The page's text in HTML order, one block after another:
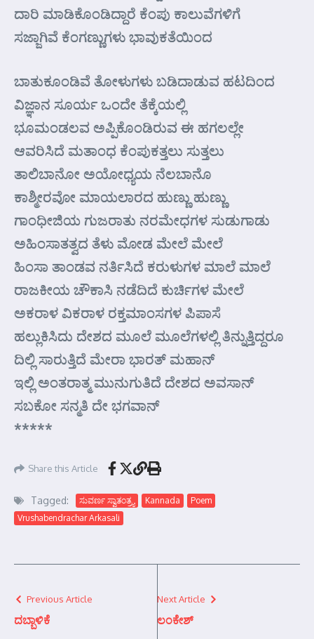
ದಾರಿ ಮಾಡಿಕೊಂಡಿದ್ದಾರೆ ಕೆಂಪು ಕಾಲುವೆಗಳಿಗೆ
ಸಜ್ಜಾಗಿವೆ ಕೆಂಗಣ್ಣುಗಳು ಭಾವುಕತೆಯಿಂದ
ಬಾತುಕೂಂಡಿವೆ ತೋಳುಗಳು ಬಡಿದಾಡುವ ಹಟದಿಂದ
ವಿಜ್ಞಾನ ಸೂರ್ಯ ಒಂದೇ ತೆಕ್ಕೆಯಲ್ಲಿ
ಭೂಮಂಡಲವ ಅಪ್ಪಿಕೊಂಡಿರುವ ಈ ಹಗಲಲ್ಲೇ
ಆವರಿಸಿದೆ ಮತಾಂಧ ಕೆಂಪುಕತ್ತಲು ಸುತ್ತಲು
ತಾಲಿಬಾನೋ ಅಯೋಧ್ಯಯ ನೆಲಬಾನೊ
ಕಾಶ್ಮೀರವೋ ಮಾಯಲಾರದ ಹುಣ್ಣು ಹುಣ್ಣು
ಗಾಂಧೀಜಿಯ ಗುಜರಾತು ನರಮೇಧಗಳ ಸುಡುಗಾಡು
ಅಹಿಂಸಾತತ್ವದ ತೆಳು ಮೋಡ ಮೇಲೆ ಮೇಲೆ
ಹಿಂಸಾ ತಾಂಡವ ನರ್ತಿಸಿದೆ ಕರುಳುಗಳ ಮಾಲೆ ಮಾಲೆ
ರಾಜಕೀಯ ಚೌಕಾಸಿ ನಡೆದಿದೆ ಕುರ್ಚಿಗಳ ಮೇಲೆ
ಅಕರಾಳ ವಿಕರಾಳ ರಕ್ತಮಾಂಸಗಳ ಪಿಪಾಸೆ
ಹಲ್ಲುಕಿಸಿದು ದೇಶದ ಮೂಲೆ ಮೂಲೆಗಳಲ್ಲಿ ತಿನ್ನುತ್ತಿದ್ದರೂ
ದಿಲ್ಲಿ ಸಾರುತ್ತಿದೆ ಮೇರಾ ಭಾರತ್‌ ಮಹಾನ್
ಇಲ್ಲಿ ಅಂತರಾತ್ಮ ಮುನುಗುತಿದೆ ದೇಶದ ಅವಸಾನ್
ಸಬಕೋ ಸನ್ಮತಿ ದೇ ಭಗವಾನ್
*****
Share this Article
Tagged: ಸುವರ್ಣ ಸ್ವಾತಂತ್ರ್ಯ Kannada
Poem
Vrushabendrachar Arkasali
Previous Article
ದಬ್ಬಾಳಿಕೆ
Next Article
ಲಂಕೇಶ್